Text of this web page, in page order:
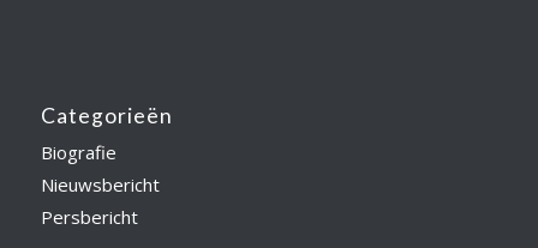
Categorieën
Biografie
Nieuwsbericht
Persbericht